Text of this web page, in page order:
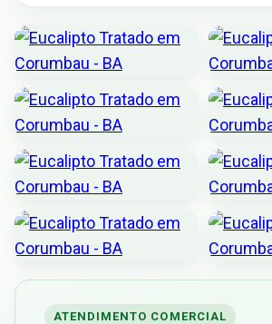
ATENDIMENTO COMERCIAL